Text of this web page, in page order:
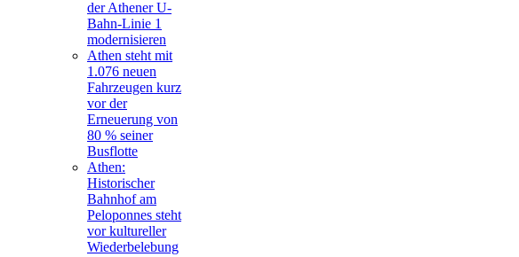
der Athener U-
Bahn-Linie 1
modernisieren
Athen steht mit
1.076 neuen
Fahrzeugen kurz
vor der
Erneuerung von
80 % seiner
Busflotte
Athen:
Historischer
Bahnhof am
Peloponnes steht
vor kultureller
Wiederbelebung